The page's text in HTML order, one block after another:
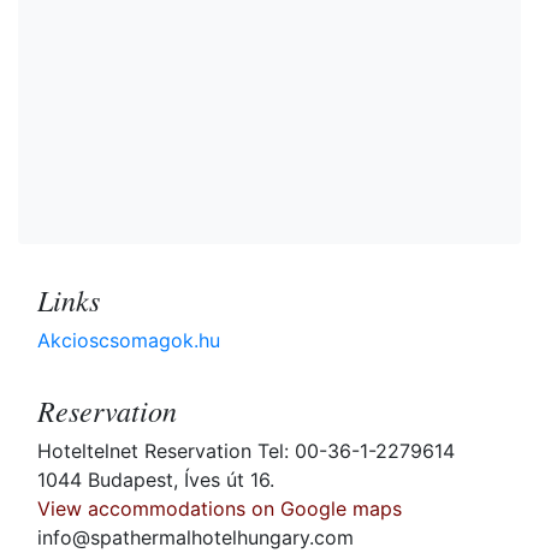
Links
Akcioscsomagok.hu
Reservation
Hoteltelnet Reservation Tel: 00-36-1-2279614
1044 Budapest, Íves út 16.
View accommodations on Google maps
info@spathermalhotelhungary.com